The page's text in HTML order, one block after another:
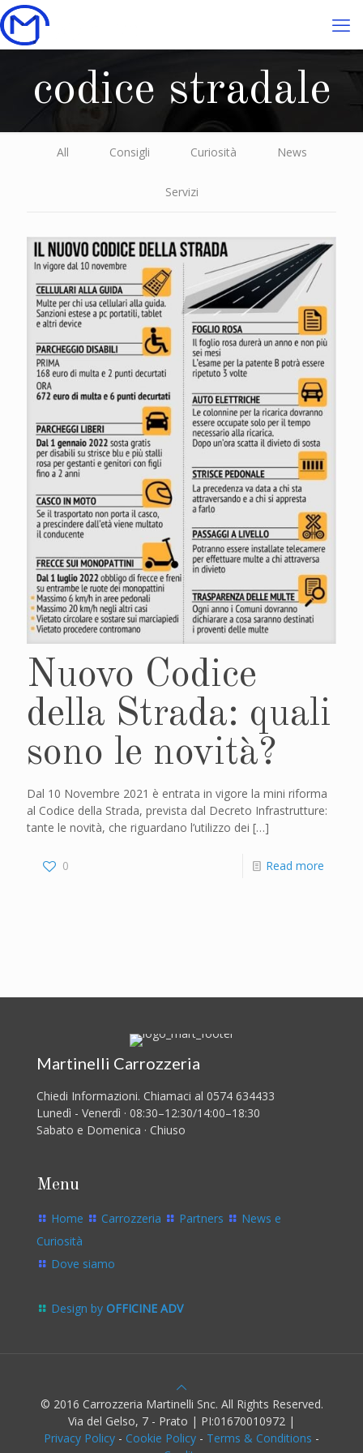
codice stradale
All Consigli Curiosità News
Servizi
Nuovo Codice
della Strada: quali
sono le novità?
Dal 10 Novembre 2021 è entrata in vigore la mini riforma
al Codice della Strada, prevista dal Decreto Infrastrutture:
tante le novità, che riguardano l’utilizzo dei […]
0 Read more
Martinelli Carrozzeria
Chiedi Informazioni. Chiamaci al 0574 634433
Lunedì - Venerdì · 08:30–12:30/14:00–18:30
Sabato e Domenica · Chiuso
Menu
Home Carrozzeria Partners
News e
Curiosità
Dove siamo
Design by OFFICINE ADV
© 2016 Carrozzeria Martinelli Snc. All Rights Reserved.
Via del Gelso, 7 - Prato | PI:01670010972 |
Privacy Policy - Cookie Policy - Terms & Conditions -